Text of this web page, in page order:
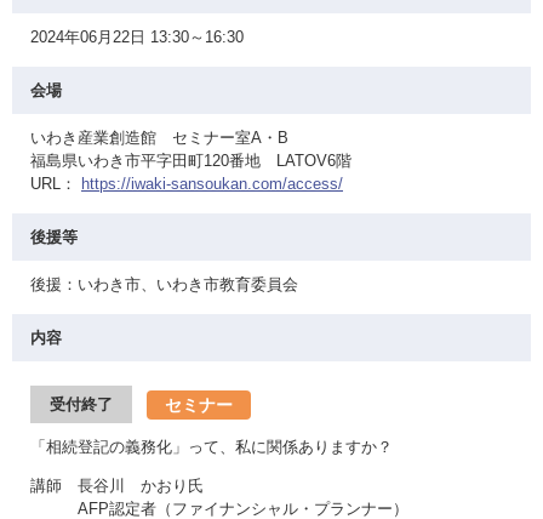
2024年06月22日 13:30～16:30
会場
いわき産業創造館 セミナー室A・B
福島県いわき市平字田町120番地 LATOV6階
URL：
https://iwaki-sansoukan.com/access/
後援等
後援：いわき市、いわき市教育委員会
内容
受付終了 セミナー
「相続登記の義務化」って、私に関係ありますか？
講師 長谷川 かおり氏
AFP認定者（ファイナンシャル・プランナー）